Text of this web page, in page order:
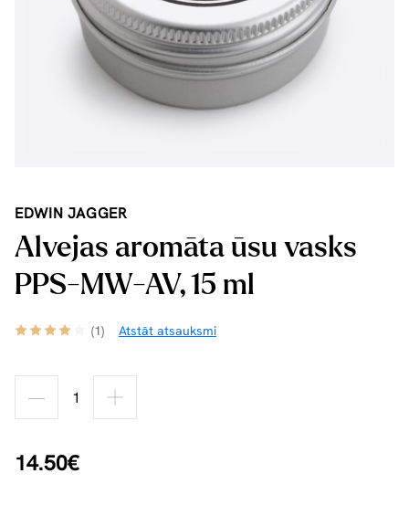
EDWIN JAGGER
Alvejas aromāta ūsu vasks
PPS-MW-AV, 15 ml
(1) Atstāt atsauksmi
14.50€